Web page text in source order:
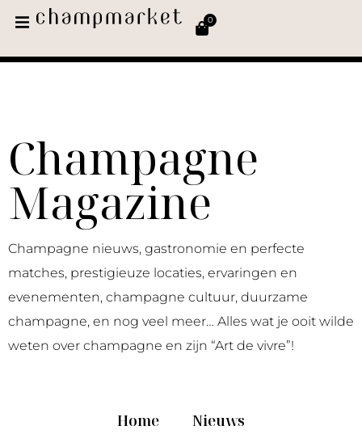
0
Champagne
Magazine
Champagne nieuws, gastronomie en perfecte
matches, prestigieuze locaties, ervaringen en
evenementen, champagne cultuur, duurzame
champagne, en nog veel meer… Alles wat je ooit wilde
weten over champagne en zijn “Art de vivre”!
Home
Nieuws